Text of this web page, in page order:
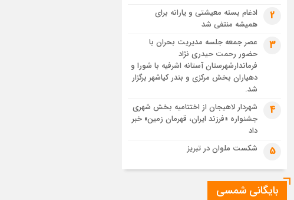
تصاویر هوایی مراسم تشییع پیکر مطهر آقای
شهید ایران – مشهد
4 هفته قبل
مراسم تشییع پیکر مطهر آقای شهید ایران –
مشهد
تصاویری از تراکم جمعیت حاضر در میدان
ثورهالعشرین نجف اشرف
2
ادغام بسته معیشتی و یارانه برای
همیشه منتفی شد
3
عصر جمعه جلسه مدیریت بحران با
حضور رحمت حیدری نژاد
فرماندارشهرستان آستانه اشرفیه با شورا و
دهیاران بخش مرکزی و بندر کیاشهر برگزار
شد.
4
شهردار لاهیجان از اختتامیه بخش شهری
جشنواره «فرزند ایران، قهرمان زمین» خبر
داد
5 شکست ملوان در تبریز
بایگانی شمسی